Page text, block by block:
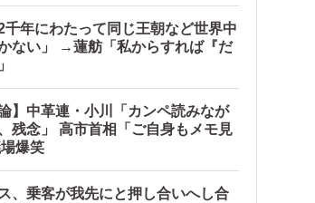
放流（決壊危機」中国「下流大水害（震え声
千年にわたって同じ王朝など世界中
ない」 →蓮舫「私からすれば『だ
】中革連・小川「カンペ読みなが
残念」 高市首相「ご自身もメモ見
爆笑
、乗客が我先にと押し合いへし合